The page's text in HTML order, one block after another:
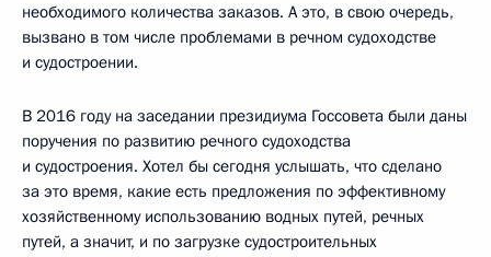
необходимого количества заказов. А это, в свою очередь,
вызвано в том числе проблемами в речном судоходстве
и судостроении.
В 2016 году на заседании президиума Госсовета были даны
поручения по развитию речного судоходства
и судостроения. Хотел бы сегодня услышать, что сделано
за это время, какие есть предложения по эффективному
хозяйственному использованию водных путей, речных
путей, а значит, и по загрузке судостроительных